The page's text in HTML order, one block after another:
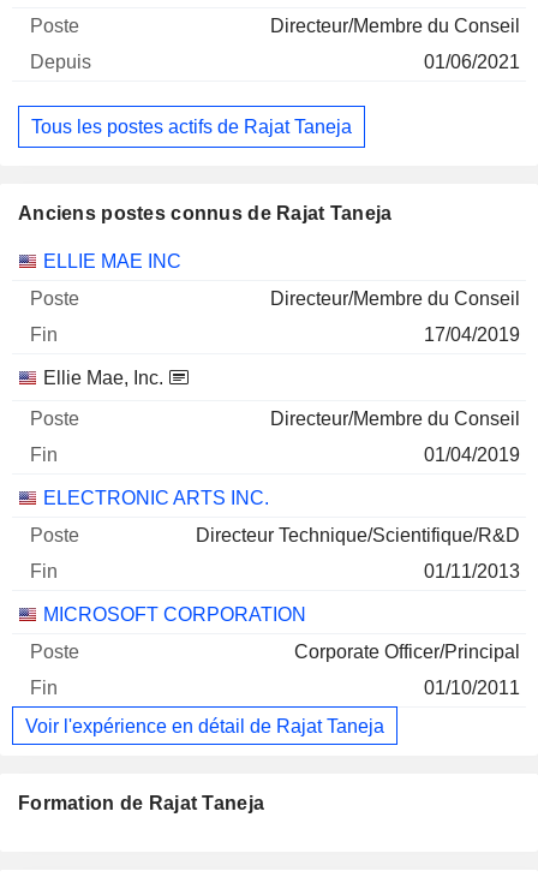
Directeur/Membre du Conseil
01/06/2021
Tous les postes actifs de Rajat Taneja
Anciens postes connus de Rajat Taneja
Sociétés Poste Fin
ELLIE MAE INC
Directeur/Membre du Conseil
17/04/2019
Ellie Mae, Inc.
Directeur/Membre du Conseil
01/04/2019
ELECTRONIC ARTS INC.
Directeur Technique/Scientifique/R&D
01/11/2013
MICROSOFT CORPORATION
Corporate Officer/Principal
01/10/2011
Voir l'expérience en détail de Rajat Taneja
Formation de Rajat Taneja